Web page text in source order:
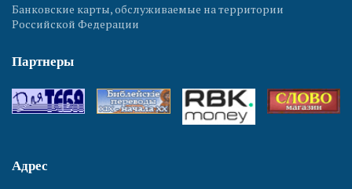
Банковские карты, обслуживаемые на территории
Российской Федерации
Партнеры
Адрес